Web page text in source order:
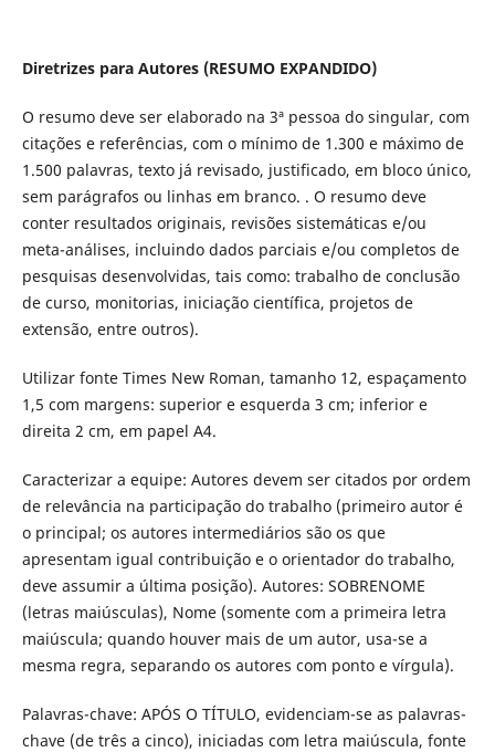
Diretrizes para Autores (RESUMO EXPANDIDO)
O resumo deve ser elaborado na 3ª pessoa do singular, com
citações e referências, com o mínimo de 1.300 e máximo de
1.500 palavras, texto já revisado, justificado, em bloco único,
sem parágrafos ou linhas em branco. . O resumo deve
conter resultados originais, revisões sistemáticas e/ou
meta-análises, incluindo dados parciais e/ou completos de
pesquisas desenvolvidas, tais como: trabalho de conclusão
de curso, monitorias, iniciação científica, projetos de
extensão, entre outros).
Utilizar fonte Times New Roman, tamanho 12, espaçamento
1,5 com margens: superior e esquerda 3 cm; inferior e
direita 2 cm, em papel A4.
Caracterizar a equipe: Autores devem ser citados por ordem
de relevância na participação do trabalho (primeiro autor é
o principal; os autores intermediários são os que
apresentam igual contribuição e o orientador do trabalho,
deve assumir a última posição). Autores: SOBRENOME
(letras maiúsculas), Nome (somente com a primeira letra
maiúscula; quando houver mais de um autor, usa-se a
mesma regra, separando os autores com ponto e vírgula).
Palavras-chave: APÓS O TÍTULO, evidenciam-se as palavras-
chave (de três a cinco), iniciadas com letra maiúscula, fonte